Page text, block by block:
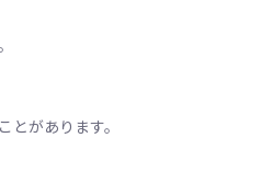
とがあります。